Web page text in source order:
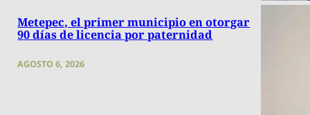
Metepec, el primer municipio en otorgar
90 días de licencia por paternidad
AGOSTO 6, 2026